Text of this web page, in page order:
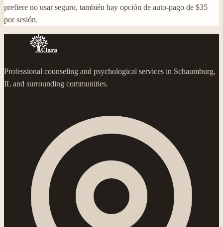
prefiere no usar seguro, también hay opción de auto-pago de $35
por sesión.
Professional counseling and psychological services in Schaumburg,
IL and surrounding communities.